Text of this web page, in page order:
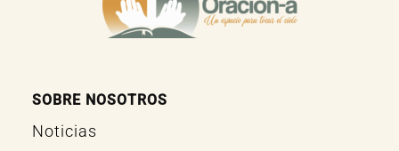
SOBRE NOSOTROS
Noticias